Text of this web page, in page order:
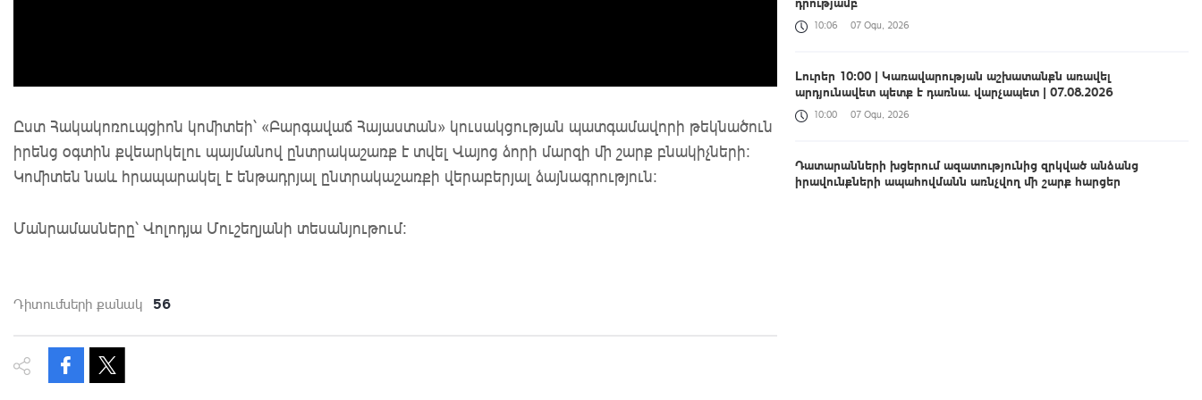
Ըստ Հակակոռուպցիոն կոմիտեի՝ «Բարգավաճ Հայաստան» կուսակցության պատգամավորի թեկնածուն
իրենց օգտին քվեարկելու պայմանով ընտրակաշառք է տվել Վայոց ձորի մարզի մի շարք բնակիչների:
Կոմիտեն նաև հրապարակել է ենթադրյալ ընտրակաշառքի վերաբերյալ ձայնագրություն:
Մանրամասները՝ Վոլոդյա Մուշեղյանի տեսանյութում:
Դիտումների քանակ 56
10:06 07 Օգս, 2026
Լուրեր 10:00 | Կառավարության աշխատանքն առավել
արդյունավետ պետք է դառնա. վարչապետ | 07.08.2026
10:00 07 Օգս, 2026
Դատարանների խցերում ազատությունից զրկված անձանց
իրավունքների ապահովմանն առնչվող մի շարք հարցեր